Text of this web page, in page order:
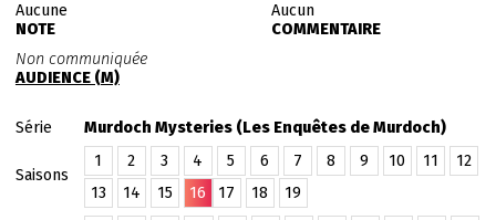
Aucune
NOTE
Aucun
COMMENTAIRE
Non communiquée
AUDIENCE (M)
Série Murdoch Mysteries (Les Enquêtes de Murdoch)
Saisons
1 2 3 4 5 6 7 8 9 10 11
12
13
14 15 16 17 18 19